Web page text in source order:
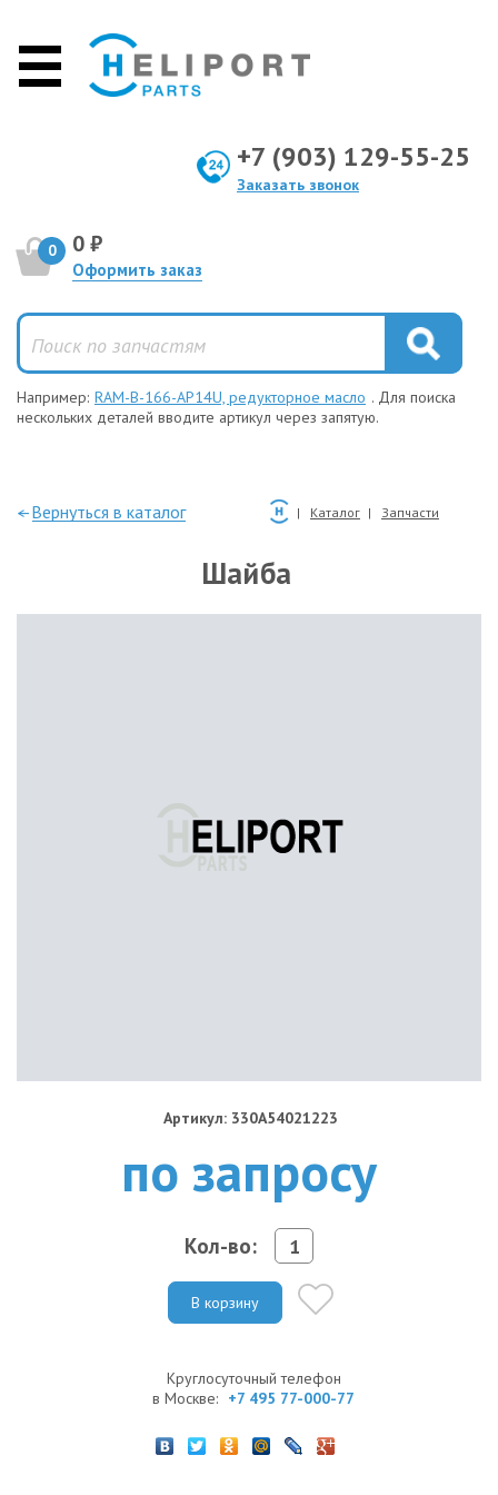
+7 (903) 129-55-25
Заказать звонок
0 0 ₽
Оформить заказ
Например: RAM-B-166-AP14U, редукторное масло . Для поиска
нескольких деталей вводите артикул через запятую.
—Вернуться в каталог Каталог Запчасти
Шайба
Артикул: 330A54021223
по запросу
Кол-во:
В корзину
Круглосуточный телефон
в Москве: +7 495 77-000-77